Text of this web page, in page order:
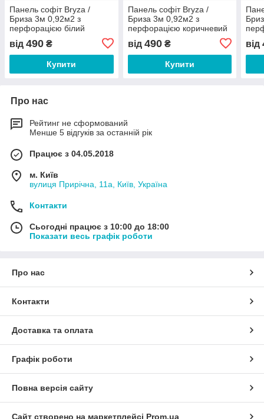
Панель софіт Bryza /
Бриза 3м 0,92м2 з
перфорацією білий
від 490 ₴
Купити
Панель софіт Bryza /
Бриза 3м 0,92м2 з
перфорацією коричневий
від 490₴
Купити
від
Про нас
Рейтинг не сформований
Менше 5 відгуків за останній рік
Працює з 04.05.2018
м. Київ
вулиця Прирічна, 11а, Київ, Україна
Контакти
Сьогодні працює з 10:00 до 18:00
Показати весь графік роботи
Про нас
Контакти
Доставка та оплата
Графік роботи
Повна версія сайту
Сайт створено на маркетплейсі Prom.ua